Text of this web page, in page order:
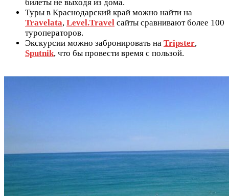
билеты не выходя из дома.
Туры в Краснодарский край можно найти на
Travelata, Level.Travel сайты сравнивают более 100
туроператоров.
Экскурсии можно забронировать на Tripster,
Sputnik, что бы провести время с пользой.